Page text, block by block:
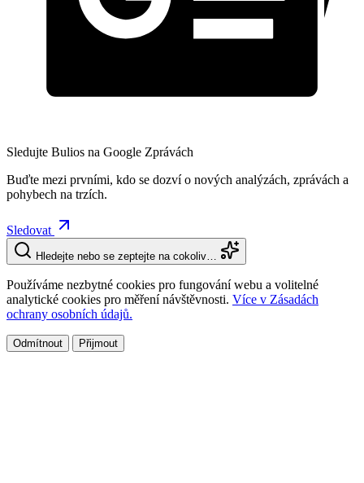
Sledujte Bulios na Google Zprávách
Buďte mezi prvními, kdo se dozví o nových analýzách, zprávách a
pohybech na trzích.
Sledovat
Hledejte nebo se zeptejte na cokoliv…
Používáme nezbytné cookies pro fungování webu a volitelné
analytické cookies pro měření návštěvnosti. Více v Zásadách
ochrany osobních údajů.
Odmítnout Přijmout